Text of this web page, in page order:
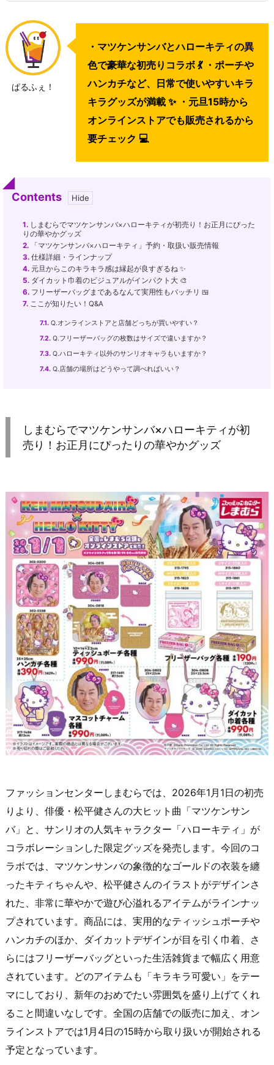
ぱるふぇ！
・マツケンサンバとハローキティの異
色で豪華な初売りコラボ 💃 ・ポーチや
ハンカチなど、日常で使いやすいキラ
キラグッズが満載 ✨ ・元旦15時から
オンラインストアでも販売されるから
要チェック 💻
Contents
1. しまむらでマツケンサンバ×ハローキティが初売り！お正月にぴった
りの華やかグッズ
2. 「マツケンサンバ×ハローキティ」予約・取扱い販売情報
3. 仕様詳細・ラインナップ
4. 元旦からこのキラキラ感は縁起が良すぎるね ✨
5. ダイカット巾着のビジュアルがインパクト大 🎨
6. フリーザーバッグまであるなんて実用性もバッチリ 🍱
7. ここが知りたい！Q&A
7.1. Q.オンラインストアと店舗どっちが買いやすい？
7.2. Q.フリーザーバッグの枚数はサイズで違いますか？
7.3. Q.ハローキティ以外のサンリオキャラもいますか？
7.4. Q.店舗の場所はどうやって調べればいい？
しまむらでマツケンサンバ×ハローキティが初
売り！お正月にぴったりの華やかグッズ
ファッションセンターしまむらでは、2026年1月1日の初売
りより、俳優・松平健さんの大ヒット曲「マツケンサン
バ」と、サンリオの人気キャラクター「ハローキティ」が
コラボレーションした限定グッズを発売します。今回のコ
ラボでは、マツケンサンバの象徴的なゴールドの衣装を纏
ったキティちゃんや、松平健さんのイラストがデザインさ
れた、非常に華やかで遊び心溢れるアイテムがラインナッ
プされています。商品には、実用的なティッシュポーチや
ハンカチのほか、ダイカットデザインが目を引く巾着、さ
らにはフリーザーバッグといった生活雑貨まで幅広く用意
されています。どのアイテムも「キラキラ可愛い」をテー
マにしており、新年のおめでたい雰囲気を盛り上げてくれ
ること間違いなしです。全国の店舗での販売に加え、オン
ラインストアでは1月4日の15時から取り扱いが開始される
予定となっています。